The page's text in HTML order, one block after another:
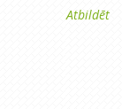
Atbildēt